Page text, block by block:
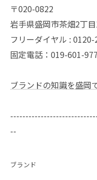
〒020-0822
岩手県盛岡市茶畑2丁
フリーダイヤル :
固定電話：019-601-
ブランドの知識を盛岡
--
ブランド